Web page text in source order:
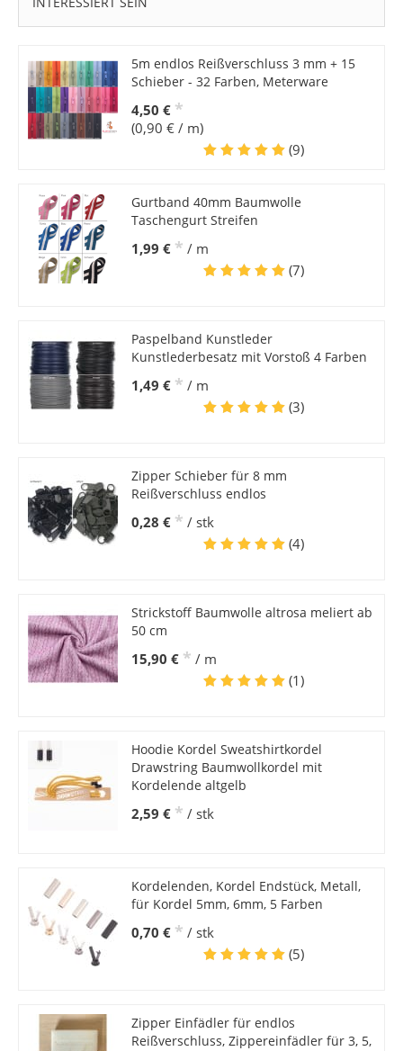
5m endlos Reißverschluss 3 mm + 15
Schieber - 32 Farben, Meterware
4,50 € *
(0,90 € / m)
(9)
Gurtband 40mm Baumwolle
Taschengurt Streifen
1,99 € * / m
(7)
Paspelband Kunstleder
Kunstlederbesatz mit Vorstoß 4 Farben
1,49 € * / m
(3)
Zipper Schieber für 8 mm
Reißverschluss endlos
0,28 € * / stk
(4)
Strickstoff Baumwolle altrosa meliert ab
50 cm
15,90 € * / m
(1)
Hoodie Kordel Sweatshirtkordel
Drawstring Baumwollkordel mit
Kordelende altgelb
2,59 € * / stk
Kordelenden, Kordel Endstück, Metall,
für Kordel 5mm, 6mm, 5 Farben
0,70 € * / stk
(5)
Zipper Einfädler für endlos
Reißverschluss, Zippereinfädler für 3, 5,